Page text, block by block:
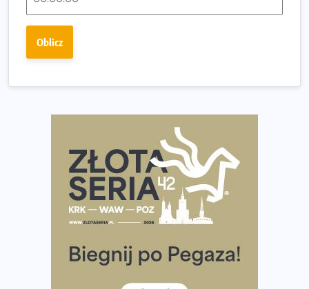
Wystartuje rekordowa liczba uczestników
poradnik przed startem
Ile razy w tygodniu biegać? 3 treningi wystarczą? Jak
często biegać, żeby robić postępy
Już w ten weekend! Przed nami Nocny Portowy Maraton
i Półmaraton Szczeciński. Wszystko, co warto wiedzieć
European Marathon Classics – jak zweryfikować swój
listach startowych są jeszcze wolne miejsca
Jaki smartwatch dla biegaczy, którzy chcą też przy
Oblicz